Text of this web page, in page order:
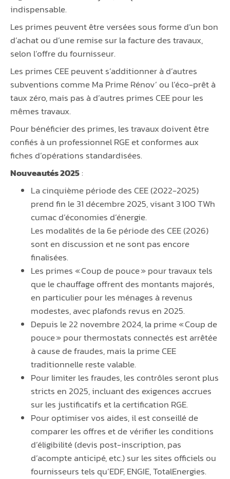
indispensable.
Les primes peuvent être versées sous forme d’un bon
d’achat ou d’une remise sur la facture des travaux,
selon l’offre du fournisseur.
Les primes CEE peuvent s’additionner à d’autres
subventions comme Ma Prime Rénov’ ou l’éco-prêt à
taux zéro, mais pas à d’autres primes CEE pour les
mêmes travaux.
Pour bénéficier des primes, les travaux doivent être
confiés à un professionnel RGE et conformes aux
fiches d’opérations standardisées.
Nouveautés 2025:
La cinquième période des CEE (2022-2025)
prend fin le 31 décembre 2025, visant 3 100 TWh
cumac d’économies d’énergie.
Les modalités de la 6e période des CEE (2026)
sont en discussion et ne sont pas encore
finalisées.
Les primes « Coup de pouce » pour travaux tels
que le chauffage offrent des montants majorés,
en particulier pour les ménages à revenus
modestes, avec plafonds revus en 2025.
Depuis le 22 novembre 2024, la prime « Coup de
pouce » pour thermostats connectés est arrêtée
à cause de fraudes, mais la prime CEE
traditionnelle reste valable.
Pour limiter les fraudes, les contrôles seront plus
stricts en 2025, incluant des exigences accrues
sur les justificatifs et la certification RGE.
Pour optimiser vos aides, il est conseillé de
comparer les offres et de vérifier les conditions
d’éligibilité (devis post-inscription, pas
d’acompte anticipé, etc.) sur les sites officiels ou
fournisseurs tels qu’EDF, ENGIE, TotalEnergies.